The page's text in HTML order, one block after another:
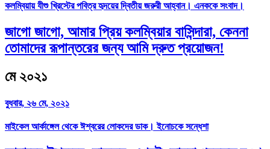
কলম্বিয়ায় যীশু খ্রিস্টের পবিত্র হৃদয়ের দ্বিতীয় জরুরী আহ্বান। এনককে সংবাদ।
জাগো জাগো, আমার প্রিয় কলম্বিয়ার বাসিন্দারা, কেননা
তোমাদের রূপান্তরের জন্য আমি দ্রুত প্রয়োজন!
মে ২০২১
বুধবার, ২৬ মে, ২০২১
মাইকেল আর্কাঙ্গেল থেকে ঈশ্বরের লোকদের ডাক। ইনোচকে সন্ধেশা